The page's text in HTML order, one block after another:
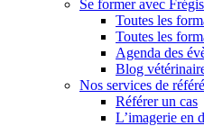
Se former avec Frégis
Toutes les
Toutes les
Agenda des
Blog
Nos services de référé
Référer un cas
L’imagerie en